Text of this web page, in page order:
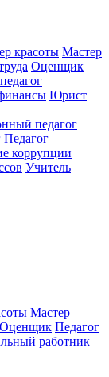
красоты Мастер
Оценщик
Юрист
педагог
Педагог
коррупции
Учитель
Мастер
Оценщик Педагог
работник